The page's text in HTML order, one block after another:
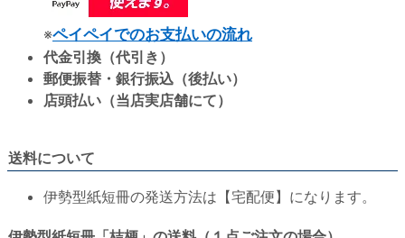
※ペイペイでのお支払いの流れ
代金引換（代引き）
郵便振替・銀行振込（後払い）
店頭払い（当店実店舗にて）
送料について
伊勢型紙短冊の発送方法は【宅配便】になります。